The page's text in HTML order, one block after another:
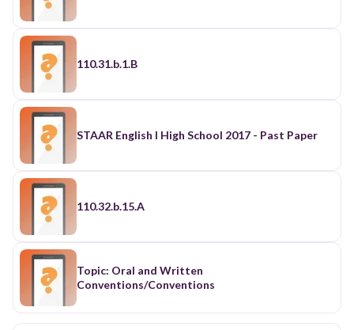
110.31.b.1.B
STAAR English I High School 2017 - Past Paper
110.32.b.15.A
Topic: Oral and Written
Conventions/Conventions